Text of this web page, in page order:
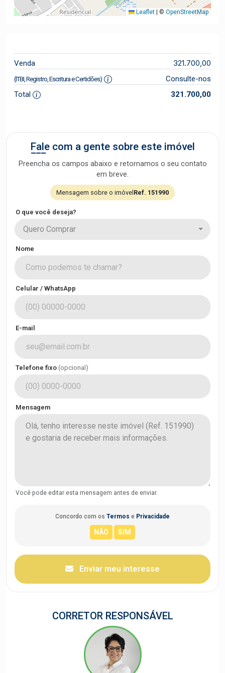
Leaflet © OpenStreetMap
Venda 321.700,00
(ITBI, Registro, Escritura e Certidões)
Consulte-nos
Total
321.700,00
Fale com a gente sobre este imóvel
Preencha os campos abaixo e retornamos o seu contato
em breve.
Mensagem sobre o imóvel Ref. 151990
O que você deseja?
Quero Comprar
Nome
Celular / WhatsApp
E-mail
Telefone fixo (opcional)
Mensagem
Você pode editar esta mensagem antes de enviar.
Concordo com os Termos e Privacidade
Enviar meu interesse
CORRETOR RESPONSÁVEL